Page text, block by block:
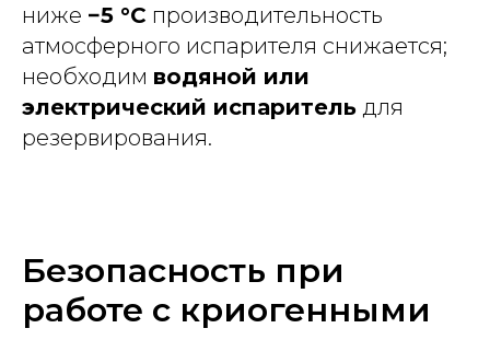
ниже −5 °C производительность
атмосферного испарителя снижается;
необходим водяной или
электрический испаритель для
резервирования.
Безопасность при
работе с криогенными